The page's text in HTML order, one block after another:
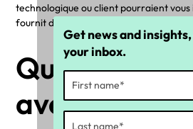
technologique ou client pourraient
fournit des informations utiles dans les
avec
Get news and
your inbox.